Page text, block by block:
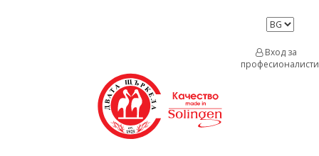
Вход за
професионалисти